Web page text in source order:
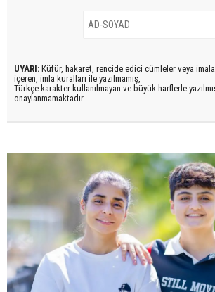
UYARI: Küfür, hakaret, rencide edici cümleler veya
içeren, imla kuralları ile yazılmamış,
Türkçe karakter kullanılmayan ve büyük harflerle
onaylanmamaktadır.